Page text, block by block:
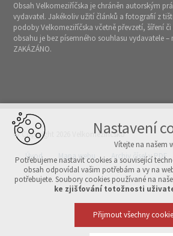
Obsah Velkomeziříčska je chráněn autorským
vydavatel. Jakékoliv užití článků a fotografií z
podoby Velkomeziříčska včetně převzetí, šíření
obsahu je bez písemného souhlasu vydavatele –
ZAKÁZÁNO.
© Copyright 2026 Velkomeziříčsko
Úvod Mapa webu Archiv čísel v PDF
Nastavení
Vítejte na našem
Potřebujeme nastavit cookies a související
obsah odpovídal vašim potřebám a vy na
potřebujete. Soubory cookies používané na
ke zjišťování totožnosti
Přijmout všechny